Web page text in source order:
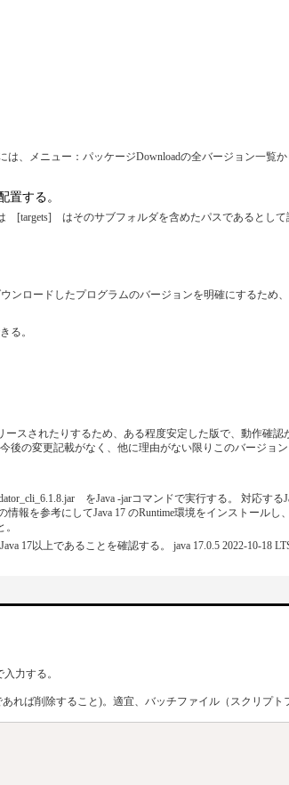
、メニュー：パッケージDownloadの全バージョン一覧
する。
[targets] はそのサブフォルダを含めたパスであるとして
ンロードしたプログラムのバージョンを明確にするため
る。
スされたりするため、ある程度安定した版で、動作確
後の変更記載がなく、他に理由がない限りこのバージョ
をJava -jarコマンドで実行する。 対応する
報を参考にしてJava 17 のRuntime環境をインストール
17以上であることを確認する。 java 17.0.5 2022-10-18
力する。
ば削除すること)。適宜、バッチファイル（スクリプト